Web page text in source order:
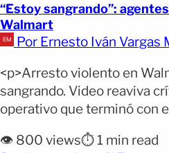
“Estoy sangrando”:
Walmart
Por Ernesto Iván Vargas
<p>Arresto violento en
sangrando. Video reaviva
operativo que terminó con
actuación de los agentes
👁️ 800 views⏱️ 1 min read